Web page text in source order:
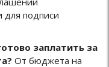
подписи
заплатить за
От бюджета на